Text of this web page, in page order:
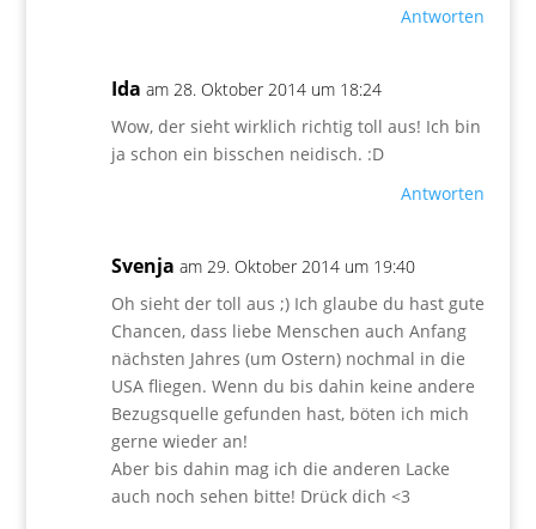
Antworten
Ida am 28. Oktober 2014 um 18:24
Wow, der sieht wirklich richtig toll aus! Ich bin
ja schon ein bisschen neidisch. :D
Antworten
Svenja am 29. Oktober 2014 um 19:40
Oh sieht der toll aus ;) Ich glaube du hast gute
Chancen, dass liebe Menschen auch Anfang
nächsten Jahres (um Ostern) nochmal in die
USA fliegen. Wenn du bis dahin keine andere
Bezugsquelle gefunden hast, böten ich mich
gerne wieder an!
Aber bis dahin mag ich die anderen Lacke
auch noch sehen bitte! Drück dich <3